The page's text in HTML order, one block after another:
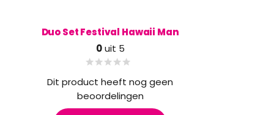
Duo Set Festival Hawaii Man
0uit 5
Dit product heeft nog geen
beoordelingen